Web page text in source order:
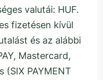
valutái: HUF.
fizetésen kívül
és az alábbi
Mastercard,
PAYMENT